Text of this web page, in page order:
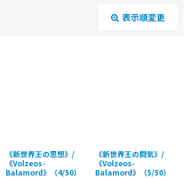
表示順変更
閉じる
《新世界王の思想》/
《Volzeos-
Balamord》（4/50）
《新世界王の闘気》/
《Volzeos-
Balamord》（5/50）